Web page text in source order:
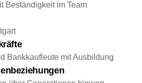
Beständigkeit im Team
Bankkaufleute mit Ausbildung